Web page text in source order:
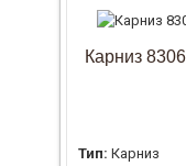
Карниз
Тип: Карниз